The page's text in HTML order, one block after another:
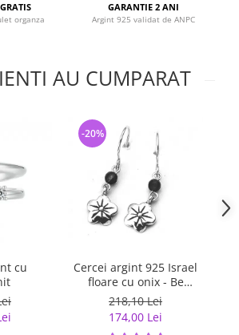
organza
GARANTIE 2 ANI
Argint 925 validat de ANPC
AU CUMPARAT
cu
Cercei argint 925 Israel
floare cu onix - Be
Nature EPO0042
218,10 Lei
174,00 Lei
-20%